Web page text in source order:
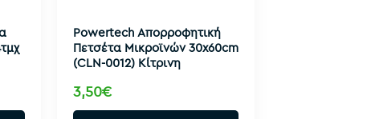
Powertech Απορροφητική
Πετσέτα Μικροϊνών 30x60cm
(CLN-0012) Κίτρινη
3,50€